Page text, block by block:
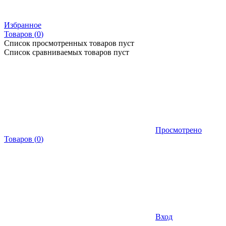
Избранное
Товаров (0)
Список просмотренных товаров пуст
Список сравниваемых товаров пуст
Просмотрено
Товаров (0)
Вход